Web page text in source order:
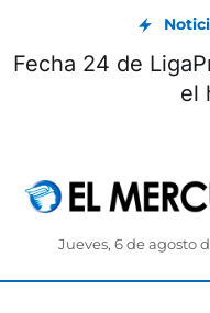
Fecha 24 de
el
Jueves, 6 de agosto